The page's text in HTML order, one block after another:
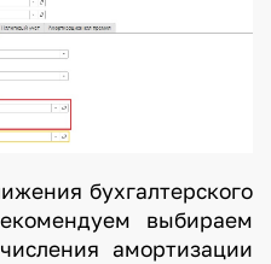
бухгалтерского
выбираем
амортизации